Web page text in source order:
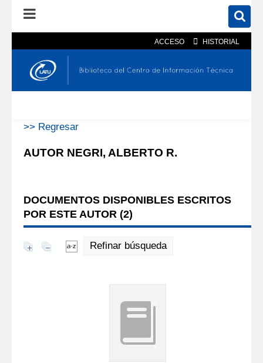
ACCESO HISTORIAL
En el catálogo En el sitio
>> Regresar
AUTOR NEGRI, ALBERTO R.
DOCUMENTOS DISPONIBLES ESCRITOS
POR ESTE AUTOR (2)
Refinar búsqueda